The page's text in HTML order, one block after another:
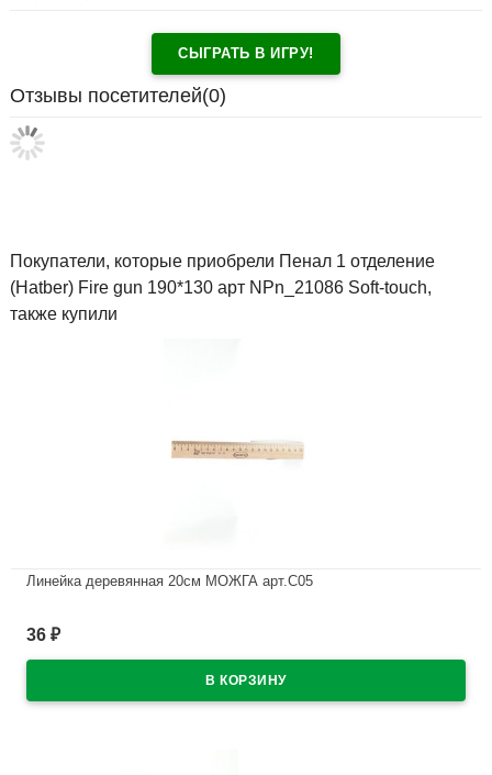
СЫГРАТЬ В ИГРУ!
Отзывы посетителей(0)
Покупатели, которые приобрели Пенал 1 отделение
(Hatber) Fire gun 190*130 арт NPn_21086 Soft-touch,
также купили
Линейка деревянная 20см МОЖГА арт.С05
36 ₽